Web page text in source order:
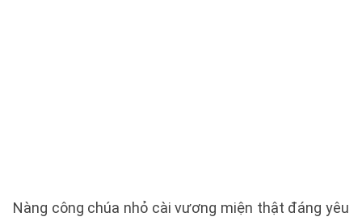
Nàng công chúa nhỏ cài vương miện thật đáng yêu